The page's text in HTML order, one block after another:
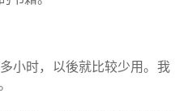
小时，以後就比较少用。我